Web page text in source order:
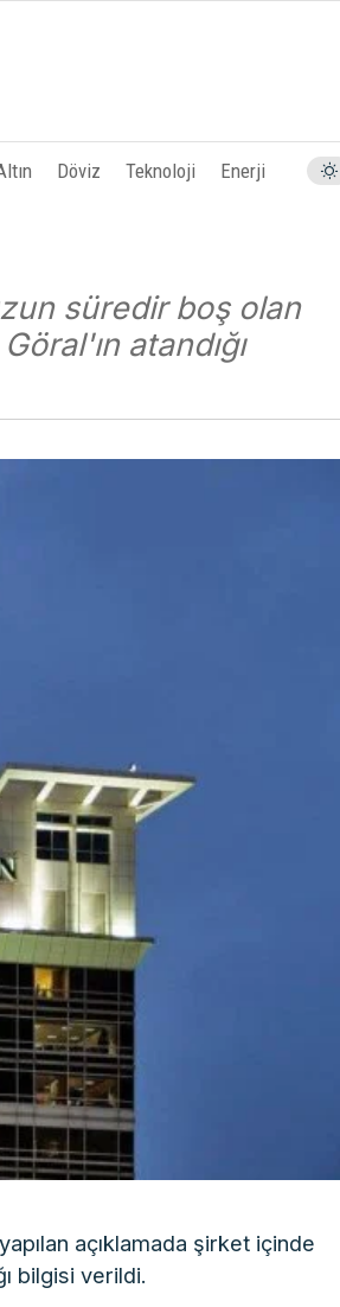
Döviz Teknoloji Enerji
süredir boş olan
atandığı
açıklamada şirket içinde
bilgisi verildi.